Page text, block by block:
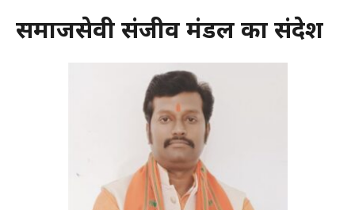
समाजसेवी संजीव मंडल का संदेश